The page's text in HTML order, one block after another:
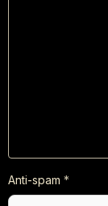
Anti-spam